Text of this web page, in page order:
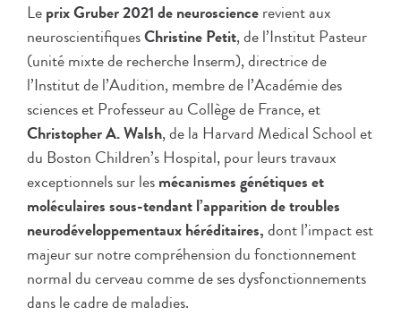
Leprix Gruber 2021 de neurosciencerevient aux
neuroscientifiquesChristine Petit, de l’Institut Pasteur
(unité mixte de recherche Inserm), directrice de
l’Institut de l’Audition, membre de l’Académie des
sciences et Professeur au Collège de France, et
Christopher A. Walsh, de la Harvard Medical School et
du Boston Children’s Hospital, pour leurs travaux
exceptionnels sur lesmécanismes génétiques et
moléculaires sous-tendant l’apparition de troubles
neurodéveloppementaux héréditaires,dont l’impact est
majeur sur notre compréhension du fonctionnement
normal du cerveau comme de ses dysfonctionnements
dans le cadre de maladies.